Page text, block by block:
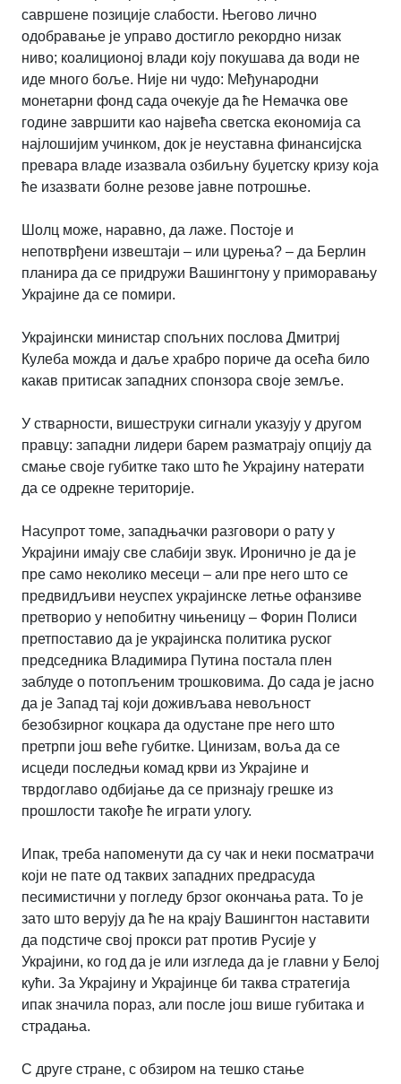
савршене позиције слабости. Његово лично
одобравање је управо достигло рекордно низак
ниво; коалиционој влади коју покушава да води не
иде много боље. Није ни чудо: Међународни
монетарни фонд сада очекује да ће Немачка ове
године завршити као највећа светска економија са
најлошијим учинком, док је неуставна финансијска
превара владе изазвала озбиљну буџетску кризу која
ће изазвати болне резове јавне потрошње.
Шолц може, наравно, да лаже. Постоје и
непотврђени извештаји – или цурења? – да Берлин
планира да се придружи Вашингтону у приморавању
Украјине да се помири.
Украјински министар спољних послова Дмитриј
Кулеба можда и даље храбро пориче да осећа било
какав притисак западних спонзора своје земље.
У стварности, вишеструки сигнали указују у другом
правцу: западни лидери барем разматрају опцију да
смање своје губитке тако што ће Украјину натерати
да се одрекне територије.
Насупрот томе, западњачки разговори о рату у
Украјини имају све слабији звук. Иронично је да је
пре само неколико месеци – али пре него што се
предвидљиви неуспех украјинске летње офанзиве
претворио у непобитну чињеницу – Форин Полиси
претпоставио да је украјинска политика руског
председника Владимира Путина постала плен
заблуде о потопљеним трошковима. До сада је јасно
да је Запад тај који доживљава невољност
безобзирног коцкара да одустане пре него што
претрпи још веће губитке. Цинизам, воља да се
исцеди последњи комад крви из Украјине и
тврдоглаво одбијање да се признају грешке из
прошлости такође ће играти улогу.
Ипак, треба напоменути да су чак и неки посматрачи
који не пате од таквих западних предрасуда
песимистични у погледу брзог окончања рата. То је
зато што верују да ће на крају Вашингтон наставити
да подстиче свој прокси рат против Русије у
Украјини, ко год да је или изгледа да је главни у Белој
кући. За Украјину и Украјинце би таква стратегија
ипак значила пораз, али после још више губитака и
страдања.
С друге стране, с обзиром на тешко стање